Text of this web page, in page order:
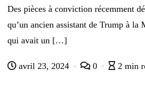
Des pièces à conviction récemment
qu’un ancien assistant de Trump à la
qui avait un […]
avril 23, 2024 0 2 min